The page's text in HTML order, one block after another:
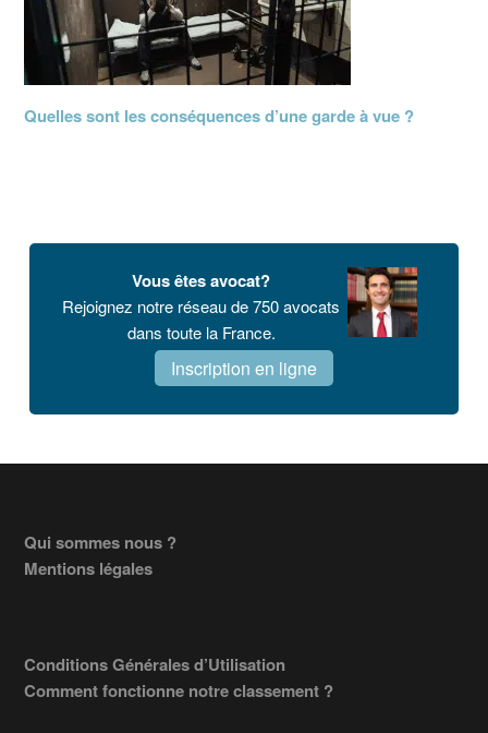
Quelles sont les conséquences d’une garde à vue ?
Vous êtes avocat?
Rejoignez notre réseau de 750 avocats
dans toute la France.
Inscription en ligne
Footer
Qui sommes nous ?
Mentions légales
Conditions Générales d’Utilisation
Comment fonctionne notre classement ?